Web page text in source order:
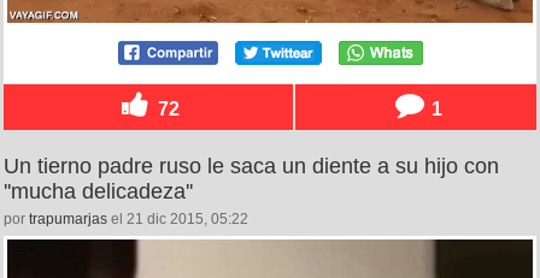
72 1
Un tierno padre ruso le saca un diente a su hijo con
''mucha delicadeza''
por trapumarjas el 21 dic 2015, 05:22